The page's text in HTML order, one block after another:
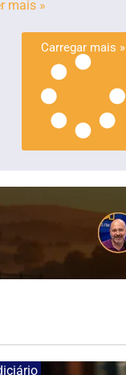
mais »
Carregar mais »